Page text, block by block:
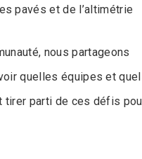
pavés et de l’altimétrie
nous partageons
quelles équipes et
tirer parti de ces défis